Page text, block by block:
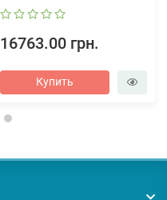
16763.00 грн.
Купить